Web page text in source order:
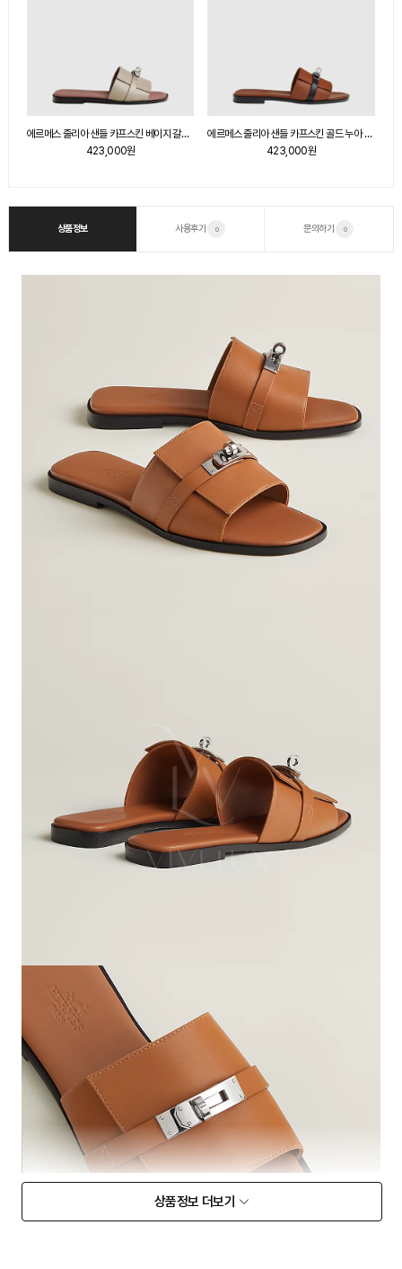
에르메스 줄리아 샌들 카프스킨 골드 누아 H231056Z
423,000원
에르메스 줄리아 샌들 카프스킨 블랑 골드 메탈 H232129Z
423,000원
상품정보 사용후기 0 문의하기 0
상품정보 더보기